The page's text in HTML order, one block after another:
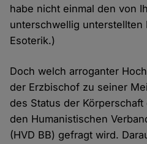
habe nicht einmal den von
unterschwellig unterstellten
Esoterik.)
Doch welch arroganter
der Erzbischof zu seiner
des Status der
den Humanistischen
(HVD BB) gefragt wird.